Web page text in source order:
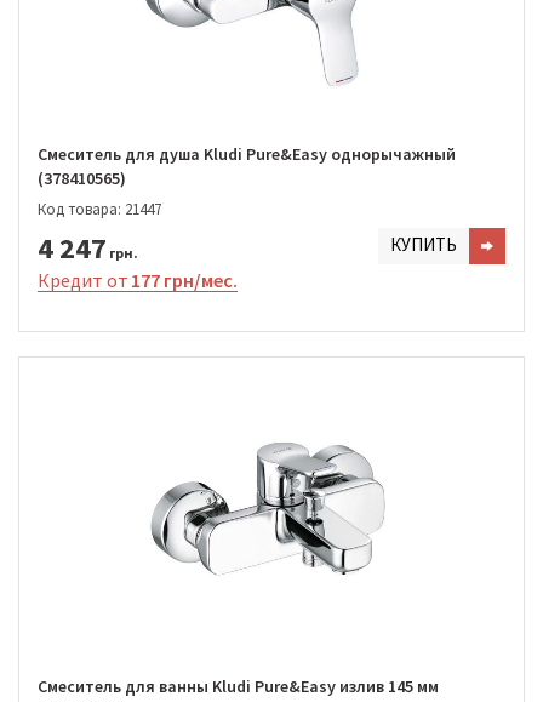
Смеситель для душа Kludi Pure&Easy однорычажный
(378410565)
Код товара: 21447
4 247 грн. КУПИТЬ
Кредит от 177 грн/мес.
Смеситель для ванны Kludi Pure&Easy излив 145 мм